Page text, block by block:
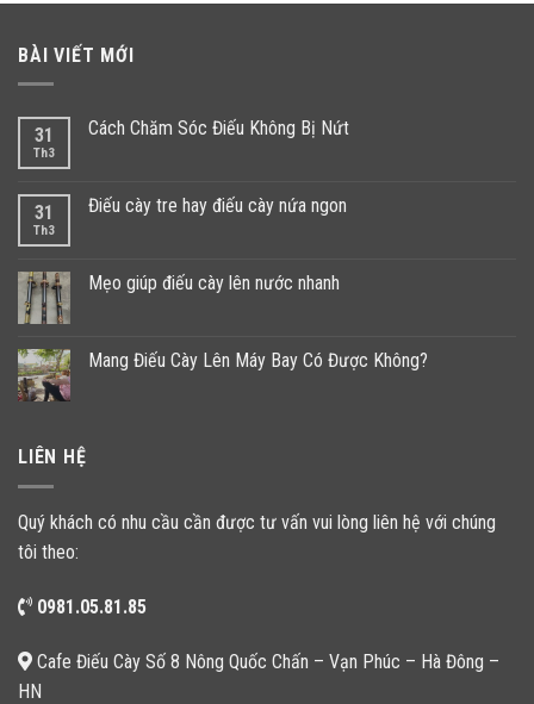
BÀI VIẾT MỚI
31
Th3
Cách Chăm Sóc Điếu Không Bị Nứt
31
Th3
Điếu cày tre hay điếu cày nứa ngon
Mẹo giúp điếu cày lên nước nhanh
Mang Điếu Cày Lên Máy Bay Có Được Không?
LIÊN HỆ
Quý khách có nhu cầu cần được tư vấn vui lòng liên hệ với chúng
tôi theo:
0981.05.81.85
Cafe Điếu Cày Số 8 Nông Quốc Chấn – Vạn Phúc – Hà Đông –
HN